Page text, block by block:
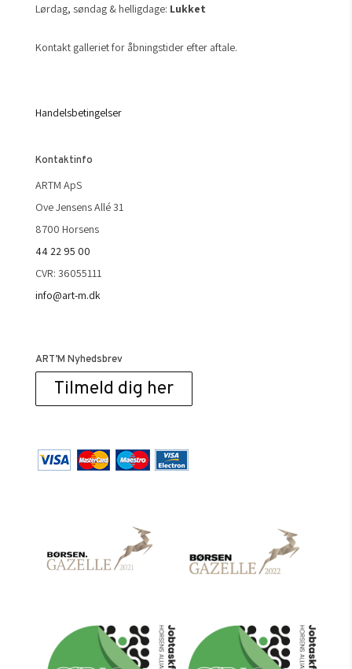
Lørdag, søndag & helligdage: Lukket
Kontakt galleriet for åbningstider efter aftale.
Handelsbetingelser
Kontaktinfo
ARTM ApS
Ove Jensens Allé 31
8700 Horsens
44 22 95 00
CVR: 36055111
info@art-m.dk
ART’M Nyhedsbrev
Tilmeld dig her